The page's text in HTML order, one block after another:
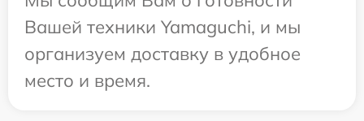
Вашей техники Yamaguchi, и мы
организуем доставку в удобное
место и время.